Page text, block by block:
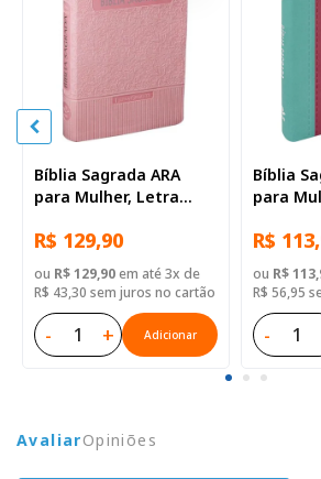
Bíblia Sagrada ARA
para Mulher, Letra
Capa Couro Sintético
Rosa Claro
R$ 129,90
ou R$ 129,90em até 3x de
R$ 43,30 sem juros no cartão
- + Adicionar
Bíblia
para
Capa
Rosa
R$
ou R$
R$ 56,95
-
AvaliarOpiniões